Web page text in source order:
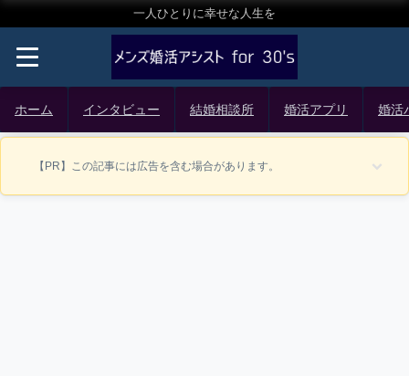
一人ひとりに幸せな人生を
ホーム インタビュー 結婚相談所 婚活アプリ 婚活
【PR】この記事には広告を含む場合があります。